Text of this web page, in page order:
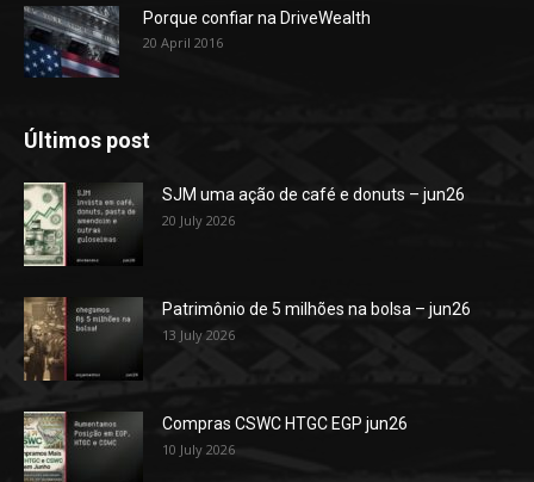
Porque confiar na DriveWealth
20 April 2016
Últimos post
SJM uma ação de café e donuts – jun26
20 July 2026
Patrimônio de 5 milhões na bolsa – jun26
13 July 2026
Compras CSWC HTGC EGP jun26
10 July 2026